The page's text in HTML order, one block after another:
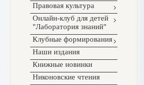
Правовая культура
Онлайн-клуб для детей
"Лаборатория знаний"
Клубные формирования
Наши издания
Книжные новинки
Никоновские чтения